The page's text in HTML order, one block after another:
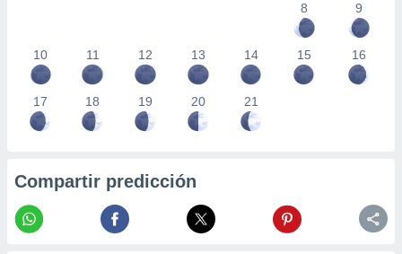
8
9
10 11 12 13 14 15 16
17 18 19 20 21
Compartir predicción